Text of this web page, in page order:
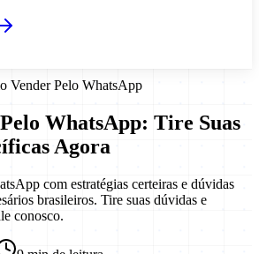
Vender Pelo WhatsApp
WhatsApp: Tire Suas
Agora
com estratégias certeiras e dúvidas
brasileiros. Tire suas dúvidas e
conosco.